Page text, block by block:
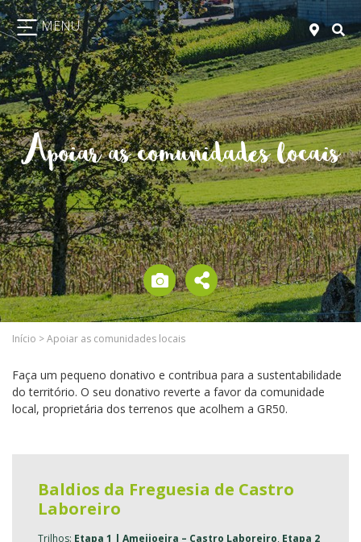
MENU
Apoiar as comunidades locais
Início >Apoiar as comunidades locais
Faça um pequeno donativo e contribua para a sustentabilidade
do território. O seu donativo reverte a favor da comunidade
local, proprietária dos terrenos que acolhem a GR50.
Baldios da Freguesia de Castro
Laboreiro
Trilhos: Etapa 1 | Ameijoeira – Castro Laboreiro, Etapa 2